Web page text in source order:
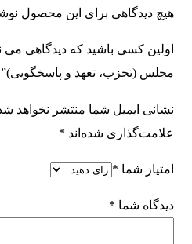
هیچ دیدگاهی برای این محصول
اولین کسی باشید که دیدگاهی
مجلس (تحزب، تعهد و پاسخگویی)”
نشانی ایمیل شما منتشر نخواهد
علامت‌گذاری شده‌اند *
امتیاز شما *
دیدگاه شما *